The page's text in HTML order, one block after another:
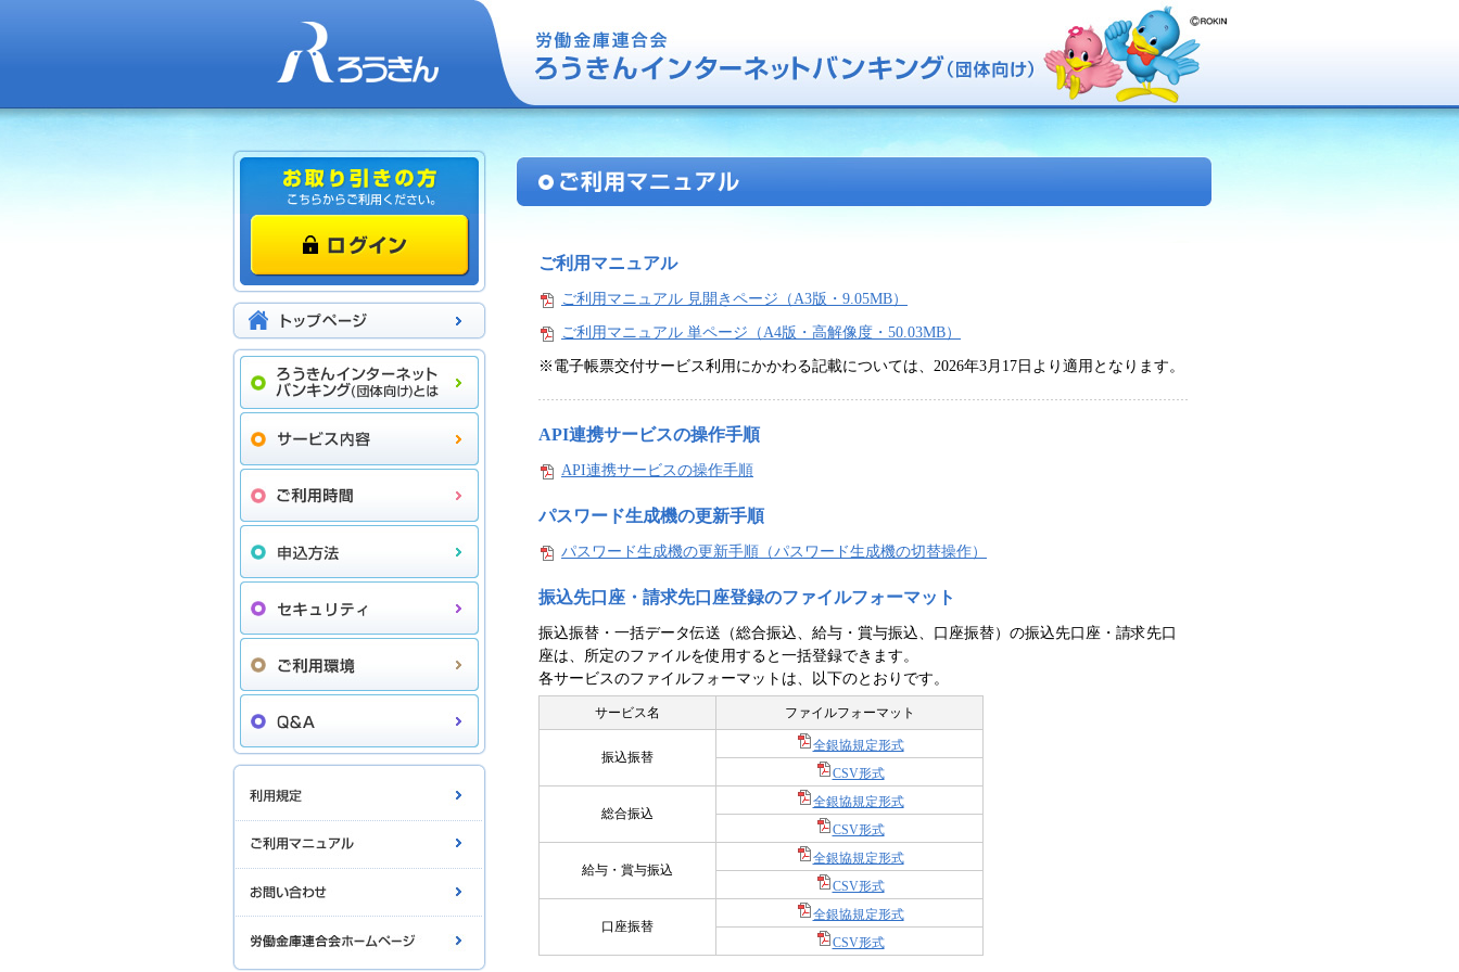
ご利用マニュアル
ご利用マニュアル 見開きページ（A3版・9.05MB）
ご利用マニュアル 単ページ（A4版・高解像度・50.03MB）
※電子帳票交付サービス利用にかかわる記載については、2026年3月17日より適用となります。
API連携サービスの操作手順
API連携サービスの操作手順
パスワード生成機の更新手順
パスワード生成機の更新手順（パスワード生成機の切替操作）
振込先口座・請求先口座登録のファイルフォーマット
振込振替・一括データ伝送（総合振込、給与・賞与振込、口座振替）の振込先口座・請求先口
座は、所定のファイルを使用すると一括登録できます。
各サービスのファイルフォーマットは、以下のとおりです。
サービス名 ファイルフォーマット
振込振替
全銀協規定形式
CSV形式
総合振込
全銀協規定形式
CSV形式
給与・賞与振込
全銀協規定形式
CSV形式
口座振替
全銀協規定形式
CSV形式